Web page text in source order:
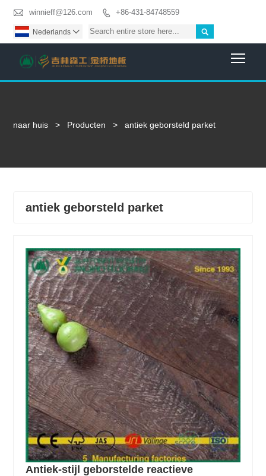
 winnieff@126.com  +86-431-84748559

Nederlands 
naar huis > Producten > antiek geborsteld parket
antiek geborsteld parket
Antiek-stijl geborstelde reactieve